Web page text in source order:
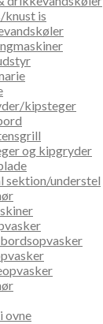
knust is
kipsteger
og kipgryder
sektion/understel
ovne